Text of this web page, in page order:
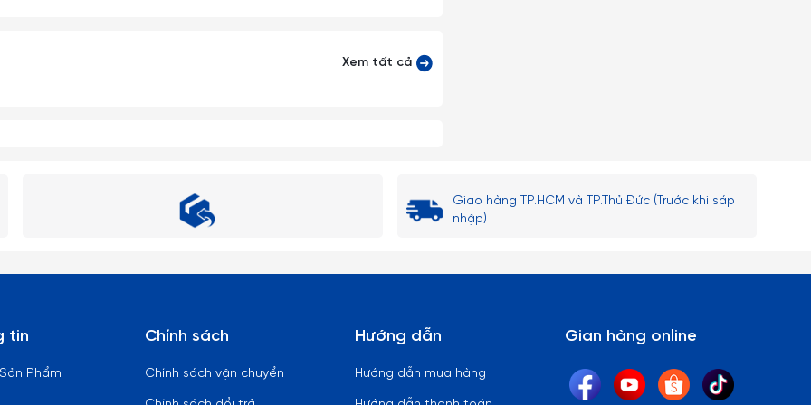
rửa ly cốc.
các sản phẩm làm từ thuy tinh (từ nóng sang lạnh hoặc ngược lại)
như ném, vứt, rớt từ trên cao xuống, vì vậy xin quý khách vui lòng
Xem tất cả
Giao hàng TP.HCM và TP.Thủ Đức (Trước khi sáp
nhập)
tin
Phẩm
Chính sách
Chính sách vận chuyển
Hướng dẫn
Hướng dẫn mua hàng
Gian hàng online